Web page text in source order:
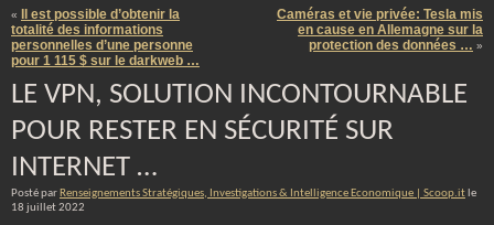
«
Il est possible d’obtenir la
totalité des informations
personnelles d’une personne
pour 1 115 $ sur le darkweb …
Caméras et vie privée: Tesla mis
en cause en Allemagne sur la
protection des données … »
LE VPN, SOLUTION INCONTOURNABLE
POUR RESTER EN SÉCURITÉ SUR
INTERNET …
Posté par Renseignements Stratégiques, Investigations & Intelligence Economique | Scoop.it le
18 juillet 2022